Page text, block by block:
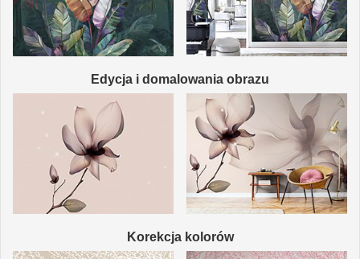
Edycja i domalowania obrazu
Korekcja kolorów